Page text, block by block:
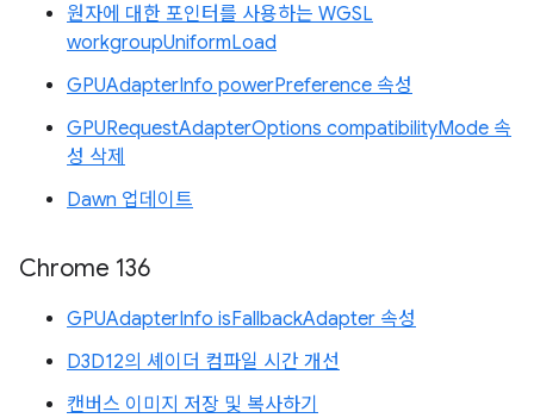
원자에 대한 포인터를 사용하는 WGSL
workgroupUniformLoad
GPUAdapterInfo powerPreference 속성
GPURequestAdapterOptions compatibilityMode 속
성 삭제
Dawn 업데이트
Chrome 136
GPUAdapterInfo isFallbackAdapter 속성
D3D12의 셰이더 컴파일 시간 개선
캔버스 이미지 저장 및 복사하기